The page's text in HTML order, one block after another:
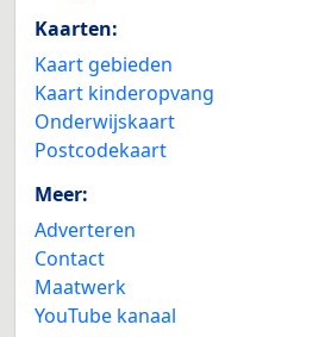
Kaarten:
Kaart gebieden
Kaart kinderopvang
Onderwijskaart
Postcodekaart
Meer:
Adverteren
Contact
Maatwerk
YouTube kanaal